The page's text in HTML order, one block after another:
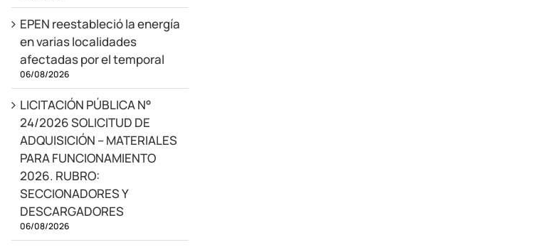
EPEN reestableció la energía
en varias localidades
afectadas por el temporal
06/08/2026
LICITACIÓN PÚBLICA N°
24/2026 SOLICITUD DE
ADQUISICIÓN – MATERIALES
PARA FUNCIONAMIENTO
2026. RUBRO:
SECCIONADORES Y
DESCARGADORES
06/08/2026